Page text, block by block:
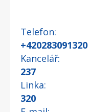
Telefon
+420283091320
Kancelář
237
Linka
320